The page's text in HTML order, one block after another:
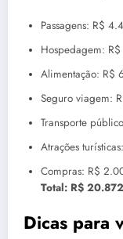
Passagens: R$
Hospedagem:
Alimentação: R$
Seguro viagem:
Transporte
Atrações
Compras: R$
Total: R$
Dicas para